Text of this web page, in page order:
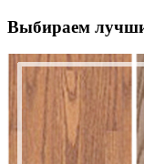
Выбираем